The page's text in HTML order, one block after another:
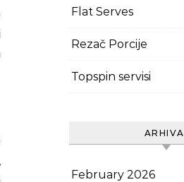
Flat Serves
Rezač Porcije
Topspin servisi
ARHIVA
February 2026